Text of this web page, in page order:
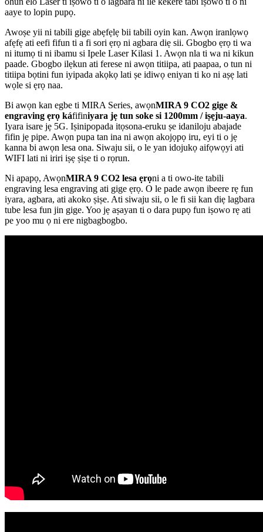
aaye to lopin pupọ.
Awoṣe yii ni tabili gige abẹfẹlẹ bii tabili oyin kan. Awọn iranlọwọ
afẹfẹ ati eefi fifun ti a fi sori ẹrọ ni agbara diẹ sii. Gbogbo ẹrọ ti wa
ni itumọ ti ni ibamu si Ipele Laser Kilasi 1. Awọn nla ti wa ni kikun
paade. Gbogbo ilẹkun ati ferese ni awọn titiipa, ati paapaa, o tun ni
titiipa bọtini fun iyipada akọkọ lati ṣe idiwọ eniyan ti ko ni aṣẹ lati
wọle si ẹrọ naa.
Bi awọn kan egbe ti MIRA Series, awọnMIRA 9 CO2 gige &
engraving ẹrọ káfifiniyara jẹ tun soke si 1200mm / iṣẹju-aaya.
Iyara isare jẹ 5G. Iṣinipopada itọsona-eruku ṣe idaniloju abajade
fifin jẹ pipe. Awọn pupa tan ina ni awọn akojọpọ iru, eyi ti o jẹ
kanna bi awọn lesa ona. Siwaju sii, o le yan idojukọ aifọwọyi ati
WIFI lati ni iriri iṣẹ ṣiṣe ti o rọrun.
Ni apapọ, AwọnMIRA 9 CO2 lesa ẹrọni a ti owo-ite tabili
engraving lesa engraving ati gige ẹrọ. O le pade awọn ibeere rẹ fun
iyara, agbara, ati akoko ṣiṣe. Ati siwaju sii, o le fi sii kan diẹ lagbara
tube lesa fun jin gige. Yoo jẹ aṣayan ti o dara pupọ fun iṣowo rẹ ati
pe yoo mu ọ ni ere nigbagbogbo.